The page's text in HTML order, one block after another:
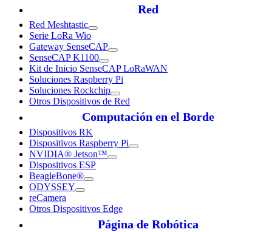
Red
Red Meshtastic
Serie LoRa Wio
Gateway SenseCAP
SenseCAP K1100
Kit de Inicio SenseCAP LoRaWAN
Soluciones Raspberry Pi
Soluciones Rockchip
Otros Dispositivos de Red
Computación en el Borde
Dispositivos RK
Dispositivos Raspberry Pi
NVIDIA® Jetson™
Dispositivos ESP
BeagleBone®
ODYSSEY
reCamera
Otros Dispositivos Edge
Página de Robótica